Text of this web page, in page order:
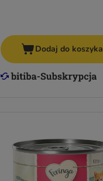
Dodaj do koszyka